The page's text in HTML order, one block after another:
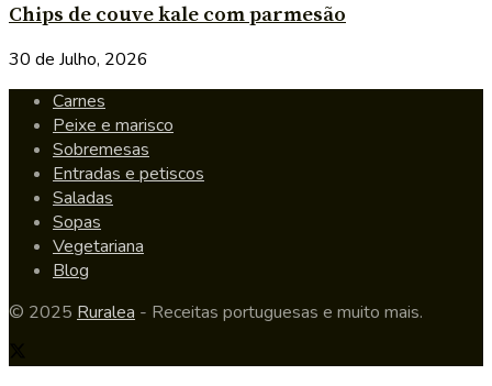
Chips de couve kale com parmesão
30 de Julho, 2026
Carnes
Peixe e marisco
Sobremesas
Entradas e petiscos
Saladas
Sopas
Vegetariana
Blog
© 2025 Ruralea - Receitas portuguesas e muito mais.